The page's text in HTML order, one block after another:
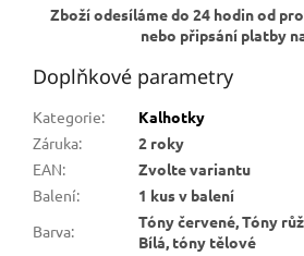
Zboží odesíláme do 24 hodin od
nebo připsání platby
Doplňkové parametry
Kategorie:
Kalhotky
Záruka:
2 roky
EAN:
Zvolte variantu
Balení:
1 kus v balení
Barva:
Tóny červené, Tóny
Bílá, tóny tělové